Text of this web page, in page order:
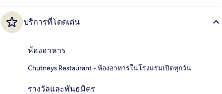
บริการที่โดดเด่น
ห้องอาหาร
Chutneys Restaurant - ห้องอาหารในโรงแรมเปิดทุกวัน
รางวัลและพันธมิตร